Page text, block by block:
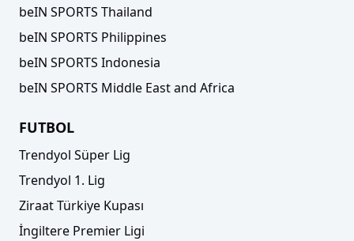
beIN SPORTS Thailand
beIN SPORTS Philippines
beIN SPORTS Indonesia
beIN SPORTS Middle East and Africa
FUTBOL
Trendyol Süper Lig
Trendyol 1. Lig
Ziraat Türkiye Kupası
İngiltere Premier Ligi